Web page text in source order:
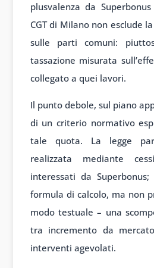
plusvalenza da
CGT di Milano non esclude
sulle parti comuni:
tassazione misurata
collegato a quei lavori.
Il punto debole, sul piano
di un criterio normativo
tale quota. La legge
realizzata mediante
interessati da
formula di calcolo, ma non
modo testuale – una
tra incremento da
interventi agevolati.